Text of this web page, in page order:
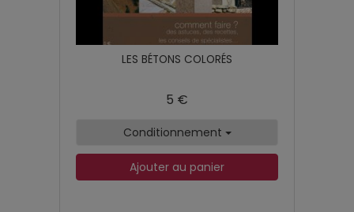
LES BÉTONS COLORÉS
5 €
Conditionnement
Ajouter au panier